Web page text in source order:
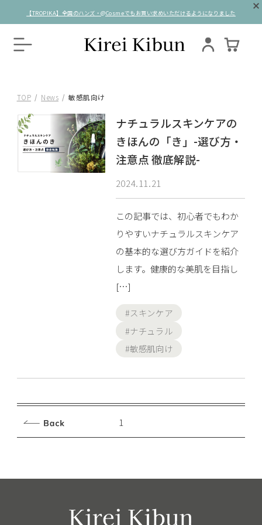
【TROPIKA】全国のハンズ・@Cosmeでもお買い求めいただけるようになりました
TOP News 敏感肌向け
ナチュラルスキンケアの
きほんの「き」-選び方・
注意点 徹底解説-
2024.11.21
この記事では、初心者でもわか
りやすいナチュラルスキンケア
の基本的な選び方ガイドを紹介
します。健康的な美肌を目指し
[…]
#スキンケア
#ナチュラル
#敏感肌向け
1